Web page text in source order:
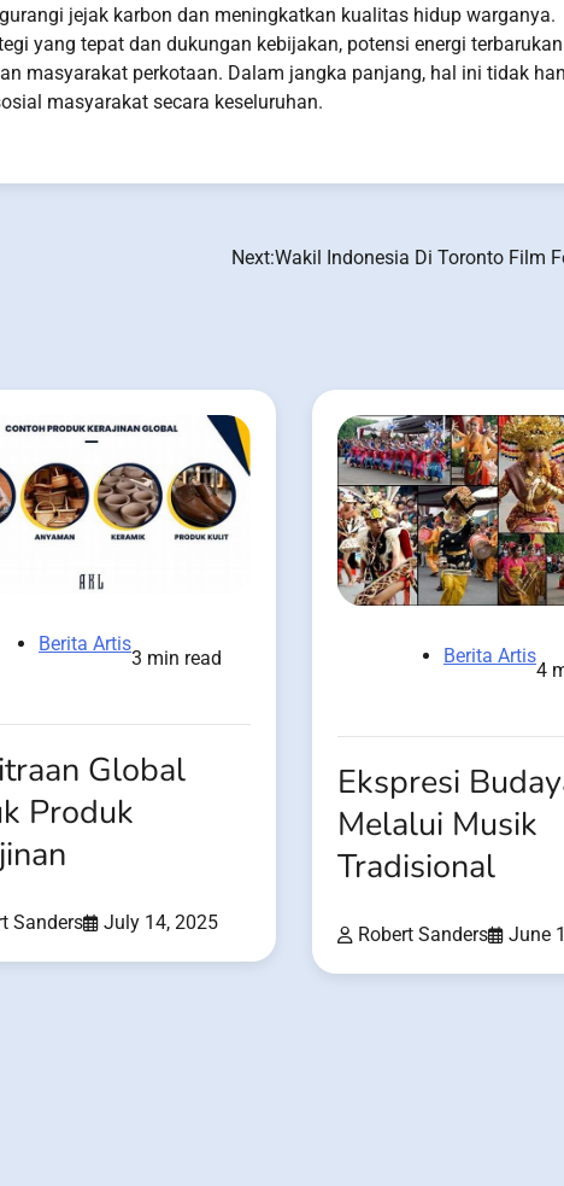
jejak karbon dan meningkatkan kualitas hidup warganya.
yang tepat dan dukungan kebijakan, potensi energi terbarukan
masyarakat perkotaan. Dalam jangka panjang, hal ini tidak
masyarakat secara keseluruhan.
Next:Wakil Indonesia Di Toronto Film
Berita Artis
3 min read
Global
Produk
Sanders July 14, 2025
Berita Artis
4
Ekspresi
Melalui Musik
Tradisional
Robert Sanders June